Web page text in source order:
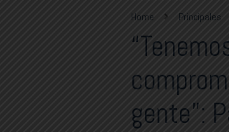
Home Principales
gente”: